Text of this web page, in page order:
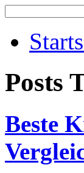
Posts
Beste